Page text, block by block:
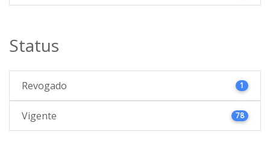
Status
Revogado 1
Vigente 78